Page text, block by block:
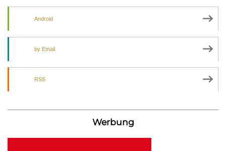
Android
by Email
RSS
Werbung